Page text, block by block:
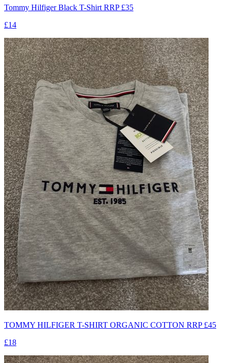
Tommy Hilfiger Black T-Shirt RRP £35
£14
TOMMY HILFIGER T-SHIRT ORGANIC COTTON RRP £45
£18